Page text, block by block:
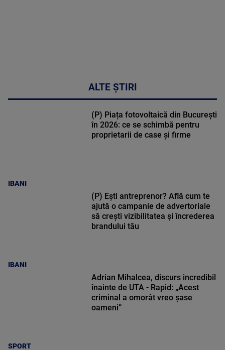
ALTE ȘTIRI
IBANI
(P) Piața fotovoltaică din București
în 2026: ce se schimbă pentru
proprietarii de case și firme
IBANI
(P) Ești antreprenor? Află cum te
ajută o campanie de advertoriale
să crești vizibilitatea și încrederea
brandului tău
SPORT
Adrian Mihalcea, discurs incredibil
înainte de UTA - Rapid: „Acest
criminal a omorât vreo șase
oameni”